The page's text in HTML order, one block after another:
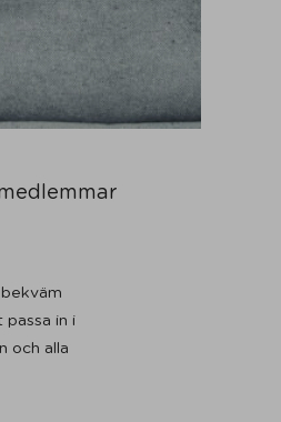
in i
och alla